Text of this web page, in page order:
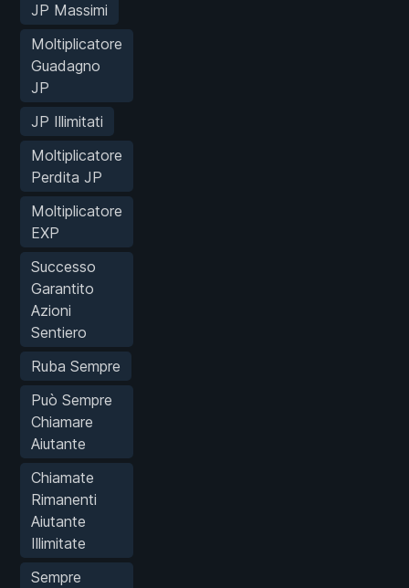
JP Massimi
Moltiplicatore
Guadagno
JP
JP Illimitati
Moltiplicatore
Perdita JP
Moltiplicatore
EXP
Successo
Garantito
Azioni
Sentiero
Ruba Sempre
Può Sempre
Chiamare
Aiutante
Chiamate
Rimanenti
Aiutante
Illimitate
Sempre